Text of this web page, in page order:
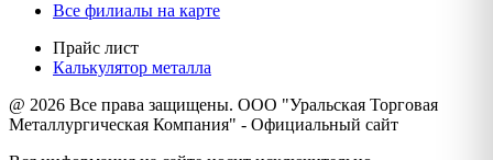
Все филиалы на карте
Прайс лист
Калькулятор металла
@ 2026 Все права защищены. ООО "Уральская Торговая
Металлургическая Компания" - Официальный сайт